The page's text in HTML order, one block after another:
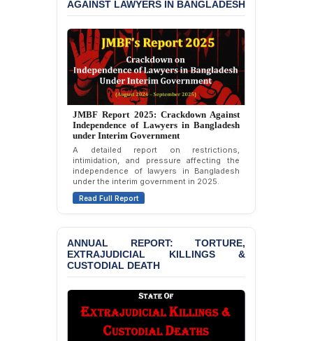
Bangladesh
BANGLADESH ALERT:
Dismissal of Two
University Teachers on
Allegations of
“Blasphemy” — A Gross
Violation of Justice,
Academic Freedom, and
Human Rights
BANGLADESH ALERT:
JMBF Expresses Deep
Concern over the
Passage of a Bill Granting
BANGLADESH ALERT:
Transgender Woman from
the Chhatra Dal
Committee
AGAINST LAWYERS IN BANGLADESH
Annual Report 2023: Violence Against
Lawyers in Bangladesh (January-
December 2022)
An annual overview documenting incidents
of violence, threats, and attacks against
lawyers in Bangladesh during January to
December 2022.
Read Full Report
ANNUAL REPORT: TORTURE,
EXTRAJUDICIAL KILLINGS &
CUSTODIAL DEATH